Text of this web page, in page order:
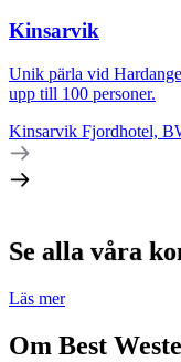
Kinsarvik
Unik pärla vid
upp till 100 personer.
Kinsarvik Fjordhotel,
Se alla våra
Läs mer
Om Best